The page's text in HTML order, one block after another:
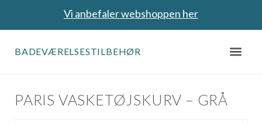
Vi anbefaler webshoppen her
BADEVÆRELSESTILBEHØR
PARIS VASKETØJSKURV – GRÅ